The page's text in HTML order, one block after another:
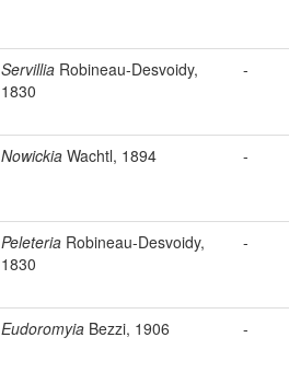
Servillia Robineau-Desvoidy,
1830
-
Nowickia Wachtl, 1894 -
Peleteria Robineau-Desvoidy,
1830
-
Eudoromyia Bezzi, 1906 -